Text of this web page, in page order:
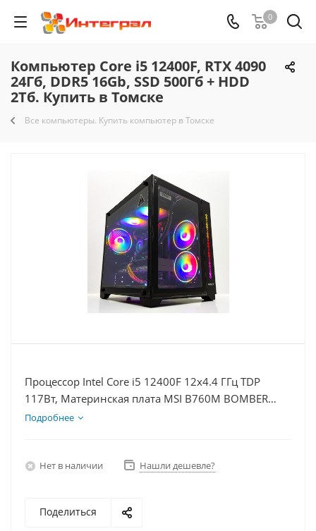
0
Компьютер Core i5 12400F, RTX 4090
24Гб, DDR5 16Gb, SSD 500Гб + HDD
2Тб. Купить в Томске
Все компьютеры. Купить компьютер в Томске
Процессор Intel Core i5 12400F 12x4.4 ГГц TDP
117Вт, Материнская плата MSI B760M BOMBER
WIFI D5, Видеокарта RTX 4090 24Гб, Память
Подробнее
Нет в наличии Нашли дешевле?
Поделиться